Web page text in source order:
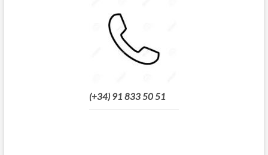
(+34) 91 833 50 51